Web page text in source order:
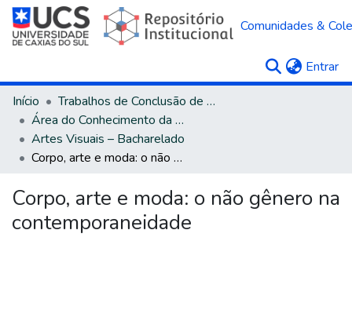
Comunidades &
Entrar
Início
Trabalhos de Conclusão de Curso
Área do Conhecimento da Linguística, Letras e Artes
Artes Visuais – Bacharelado
Corpo, arte e moda: o não gênero na contemporaneidade
Corpo, arte e moda: o não gênero na
contemporaneidade